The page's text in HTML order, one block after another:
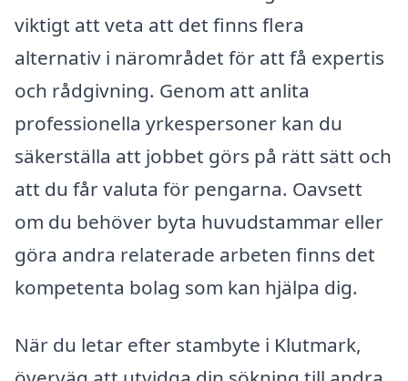
viktigt att veta att det finns flera
alternativ i närområdet för att få expertis
och rådgivning. Genom att anlita
professionella yrkespersoner kan du
säkerställa att jobbet görs på rätt sätt och
att du får valuta för pengarna. Oavsett
om du behöver byta huvudstammar eller
göra andra relaterade arbeten finns det
kompetenta bolag som kan hjälpa dig.
När du letar efter stambyte i Klutmark,